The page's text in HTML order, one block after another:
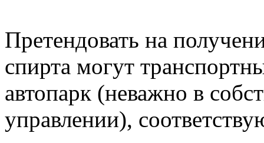
Претендовать на
спирта могут
автопарк (неважно в
управлении),